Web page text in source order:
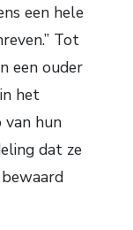
een hele
Tot
een ouder
het
van hun
dat ze